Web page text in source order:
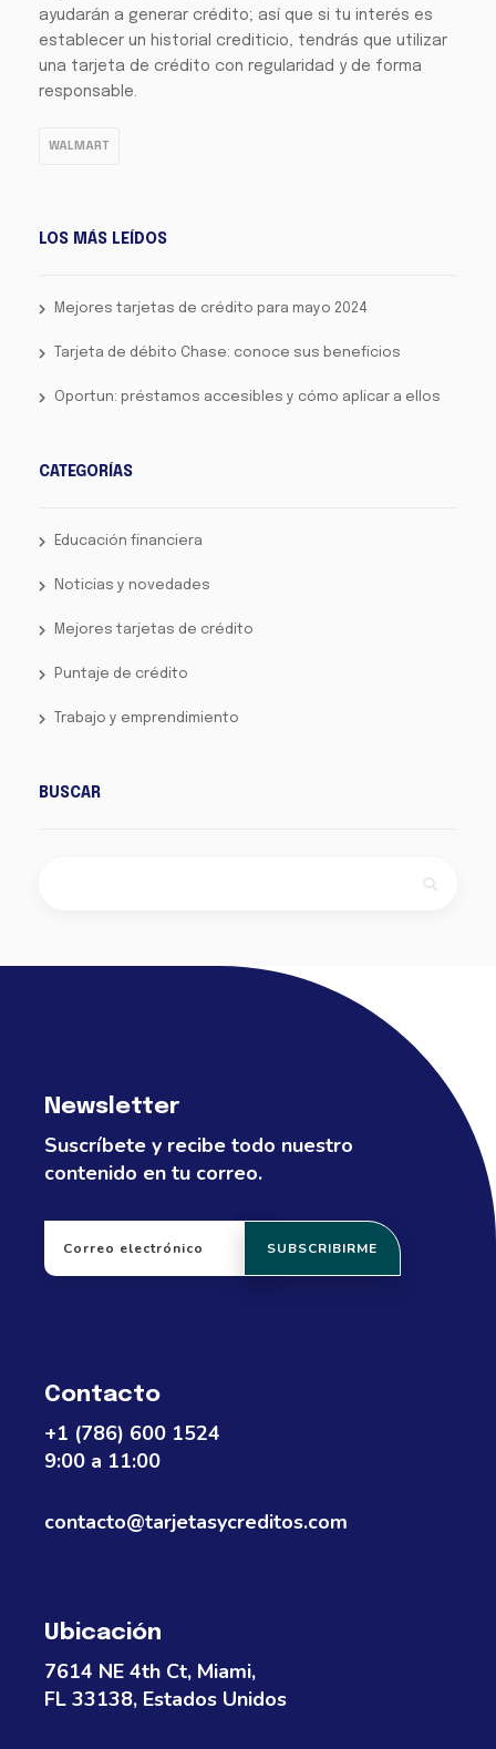
ayudarán a generar crédito; así que si tu interés es
establecer un historial crediticio, tendrás que utilizar
una tarjeta de crédito con regularidad y de forma
responsable.
WALMART
LOS MÁS LEÍDOS
Mejores tarjetas de crédito para mayo 2024
Tarjeta de débito Chase: conoce sus beneficios
Oportun: préstamos accesibles y cómo aplicar a ellos
CATEGORÍAS
Educación financiera
Noticias y novedades
Mejores tarjetas de crédito
Puntaje de crédito
Trabajo y emprendimiento
BUSCAR
Newsletter
Suscríbete y recibe todo nuestro
contenido en tu correo.
Contacto
+1 (786) 600 1524
9:00 a 11:00
contacto@tarjetasycreditos.com
Ubicación
7614 NE 4th Ct, Miami,
FL 33138, Estados Unidos